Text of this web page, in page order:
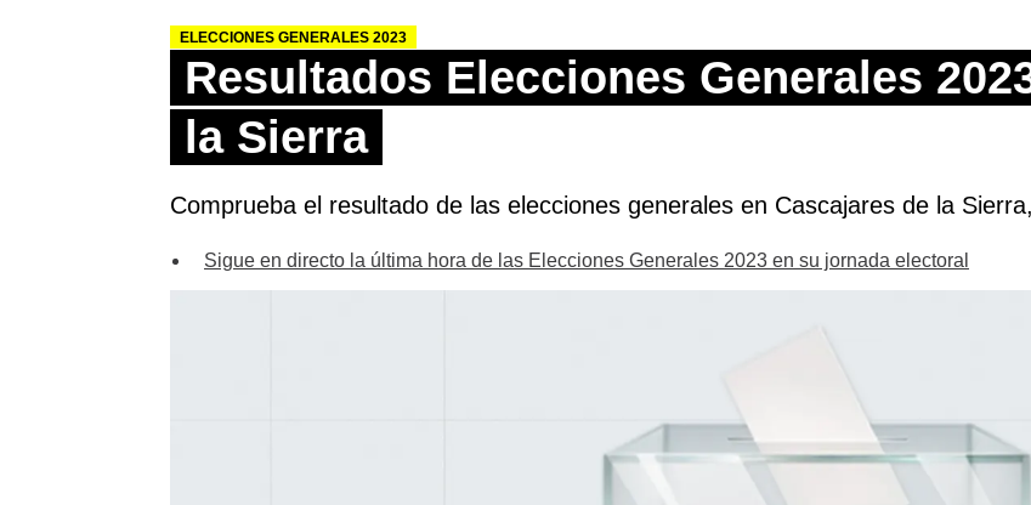
Buscar
ELECCIONES GENERALES 2023
Resultados Elecciones Generales
la Sierra
Comprueba el resultado de las elecciones generales en Cascajares de la
Sigue en directo la última hora de las Elecciones Generales 2023 en su jornada electoral